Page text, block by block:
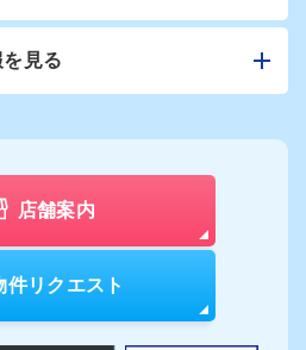
見る
店舗案内
件リクエスト